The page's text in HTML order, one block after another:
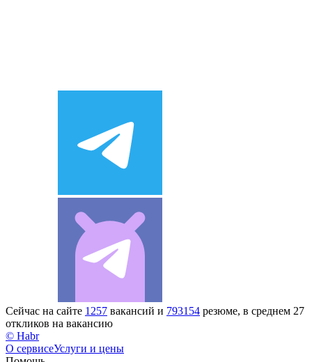
Сейчас на сайте 1257 вакансий и 793154 резюме, в среднем 27
откликов на вакансию
© Habr
О сервисеУслуги и цены